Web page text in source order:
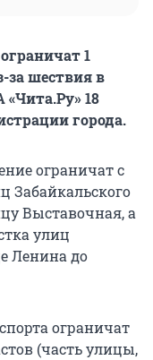
1
за шествия в
18
города.
ограничат с
Забайкальского
Выставочная, а
улиц
Ленина до
ограничат
(часть улицы,